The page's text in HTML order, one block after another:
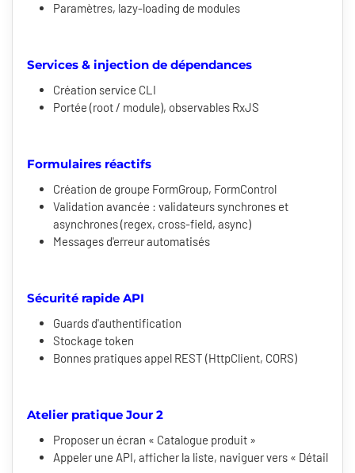
Paramètres, lazy-loading de modules
Services & injection de dépendances
Création service CLI
Portée (root / module), observables RxJS
Formulaires réactifs
Création de groupe FormGroup, FormControl
Validation avancée : validateurs synchrones et
asynchrones (regex, cross-field, async)
Messages d'erreur automatisés
Sécurité rapide API
Guards d'authentification
Stockage token
Bonnes pratiques appel REST (HttpClient, CORS)
Atelier pratique Jour 2
Proposer un écran « Catalogue produit »
Appeler une API, afficher la liste, naviguer vers « Détail